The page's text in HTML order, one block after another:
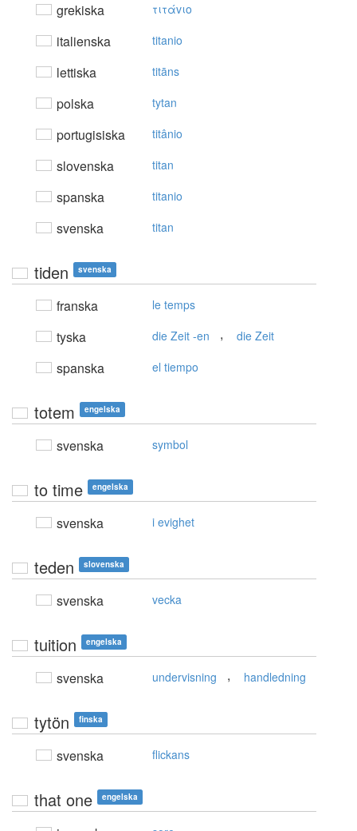
grekiska τιτάvιo
italienska titanio
lettiska titāns
polska tytan
portugisiska titânio
slovenska titan
spanska titanio
svenska titan
tiden svenska
franska le temps
tyska die Zeit -en , die Zeit
spanska el tiempo
totem engelska
svenska symbol
to time engelska
svenska i evighet
teden slovenska
svenska vecka
tuition engelska
svenska undervisning , handledning
tytön finska
svenska flickans
that one engelska